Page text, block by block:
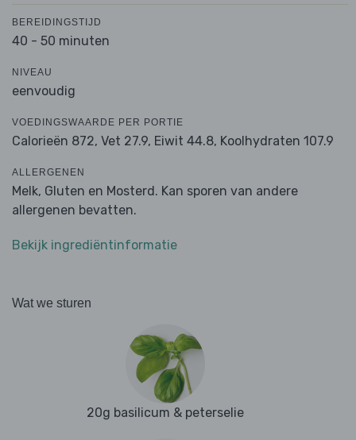
BEREIDINGSTIJD
40 - 50 minuten
NIVEAU
eenvoudig
VOEDINGSWAARDE PER PORTIE
Calorieën 872, Vet 27.9, Eiwit 44.8, Koolhydraten 107.9
ALLERGENEN
Melk, Gluten en Mosterd. Kan sporen van andere
allergenen bevatten.
Bekijk ingrediëntinformatie
Wat we sturen
20g basilicum & peterselie